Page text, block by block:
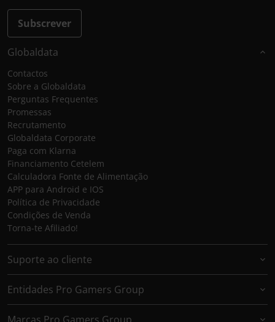
Subscrever
Globaldata
Contactos
Sobre a Globaldata
Perguntas Frequentes
Promessas
Recrutamento
Globaldata Corporate
Paga com Klarna
Financiamento Cetelem
Calculadora Fonte de Alimentação
APP para Android e IOS
Política de Privacidade
Condições de Venda
Torna-te Afiliado!
Suporte ao cliente
Entidades Pro Gamers Group